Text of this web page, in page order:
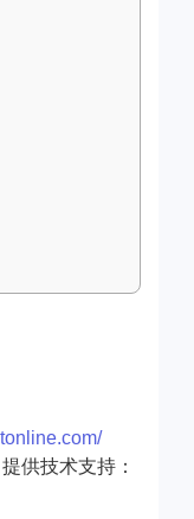
供技术支持：